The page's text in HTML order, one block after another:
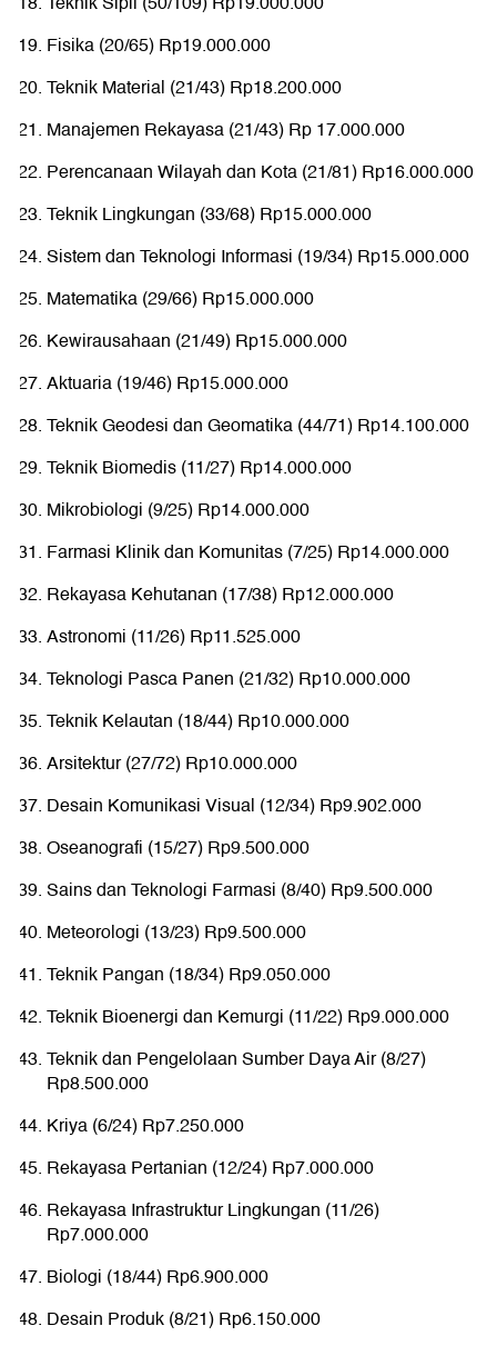
Fisika (20/65) Rp19.000.000
Teknik Material (21/43) Rp18.200.000
Manajemen Rekayasa (21/43) Rp 17.000.000
Perencanaan Wilayah dan Kota (21/81) Rp16.000.000
Teknik Lingkungan (33/68) Rp15.000.000
Sistem dan Teknologi Informasi (19/34) Rp15.000.000
Matematika (29/66) Rp15.000.000
Kewirausahaan (21/49) Rp15.000.000
Aktuaria (19/46) Rp15.000.000
Teknik Geodesi dan Geomatika (44/71) Rp14.100.000
Teknik Biomedis (11/27) Rp14.000.000
Mikrobiologi (9/25) Rp14.000.000
Farmasi Klinik dan Komunitas (7/25) Rp14.000.000
Rekayasa Kehutanan (17/38) Rp12.000.000
Astronomi (11/26) Rp11.525.000
Teknologi Pasca Panen (21/32) Rp10.000.000
Teknik Kelautan (18/44) Rp10.000.000
Arsitektur (27/72) Rp10.000.000
Desain Komunikasi Visual (12/34) Rp9.902.000
Oseanografi (15/27) Rp9.500.000
Sains dan Teknologi Farmasi (8/40) Rp9.500.000
Meteorologi (13/23) Rp9.500.000
Teknik Pangan (18/34) Rp9.050.000
Teknik Bioenergi dan Kemurgi (11/22) Rp9.000.000
Teknik dan Pengelolaan Sumber Daya Air (8/27)
Rp8.500.000
Kriya (6/24) Rp7.250.000
Rekayasa Pertanian (12/24) Rp7.000.000
Rekayasa Infrastruktur Lingkungan (11/26)
Rp7.000.000
Biologi (18/44) Rp6.900.000
Desain Produk (8/21) Rp6.150.000